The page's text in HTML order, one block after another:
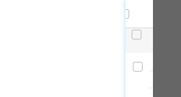
件，